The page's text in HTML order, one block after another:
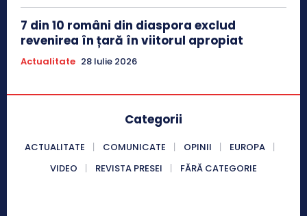
7 din 10 români din diaspora exclud
revenirea în țară în viitorul apropiat
Actualitate 28 Iulie 2026
Categorii
ACTUALITATE COMUNICATE OPINII
EUROPA
VIDEO
REVISTA PRESEI FĂRĂ CATEGORIE